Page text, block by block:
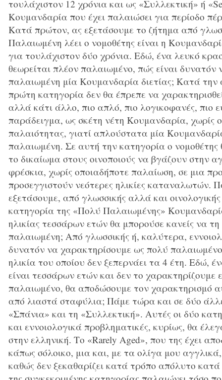
τουλάχιστον 12 χρόνια και ως «Συλλεκτική» ή
Κουμανδαρία που έχει παλαιώσει για περίοδο
Κατά πρώτον, ας εξετάσουμε το ζήτημα από
Παλαιωμένη λέει ο νομοθέτης είναι η
για τουλάχιστον δύο χρόνια. Εδώ, ένα λευκό
θεωρείται πλέον παλαιωμένο, πώς είναι δυνατόν
παλαιωμένη μία Κουμανδαρία διετίας; Κατά
πρώτη κατηγορία δεν θα έπρεπε να
αλλά κάτι άλλο, πιο απλό, πιο λογικοφανές, πιο
παράδειγμα, ως σκέτη νέτη Κουμανδαρία, χωρίς
παλαιότητας, γιατί απλούστατα μία
παλαιωμένη. Σε αυτή την κατηγορία ο
το δικαίωμα στους οινοποιούς να βγάζουν στην
φρέσκια, χωρίς οποιαδήποτε παλαίωση, σε μια
προσεγγιστούν νεότερες ηλικίες καταναλωτών.
εξετάσουμε, από γλωσσικής αλλά και
κατηγορία της «Πολύ Παλαιωμένης»
ηλικίας τεσσάρων ετών θα μπορούσε κανείς να
παλαιωμένη; Από γλωσσικής ή, καλύτερα,
δυνατόν να χαρακτηρίσουμε ως πολύ παλαιωμένο
ηλικία του οποίου δεν ξεπερνάει τα 4 έτη. Εδώ,
είναι τεσσάρων ετών και δεν το
παλαιωμένο, θα αποδώσουμε τον χαρακτηρισμό
από λιαστά σταφύλια; Πάμε τώρα και σε δύο
«Σπάνια» και τη «Συλλεκτική». Αυτές οι δύο
και εννοιολογικά προβληματικές, κυρίως, θα
στην ελληνική. Το «Rarely Aged», που της έχει
κάπως σόλοικο, μια και, με τα ολίγα μου
καθώς δεν ξεκαθαρίζει κατά τρόπο απόλυτο